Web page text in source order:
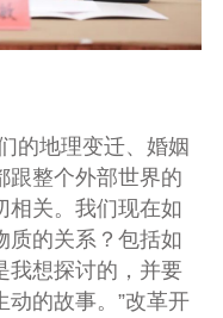
地理变迁、婚姻
跟整个外部世界的
相关。我们现在如
质的关系？包括如
我想探讨的，并要
动的故事。”改革开